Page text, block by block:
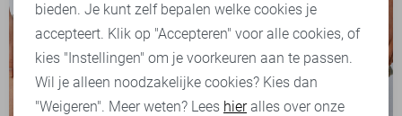
bieden. Je kunt zelf bepalen welke cookies je
accepteert. Klik op "Accepteren" voor alle cookies, of
kies "Instellingen" om je voorkeuren aan te passen.
Wil je alleen noodzakelijke cookies? Kies dan
"Weigeren". Meer weten? Lees hieralles over onze